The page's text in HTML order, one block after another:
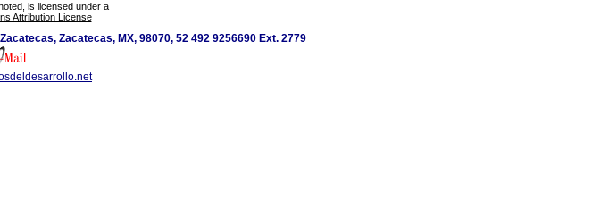
is licensed under a
Attribution License
Zacatecas, MX, 98070, 52 492 9256690 Ext. 2779